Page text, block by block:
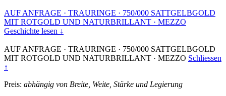
AUF ANFRAGE · TRAURINGE · 750/000 SATTGELBGOLD
MIT ROTGOLD UND NATURBRILLANT · MEZZO
Geschichte lesen ↓
AUF ANFRAGE · TRAURINGE · 750/000 SATTGELBGOLD
MIT ROTGOLD UND NATURBRILLANT · MEZZO Schliessen
↑
Preis: abhängig von Breite, Weite, Stärke und Legierung